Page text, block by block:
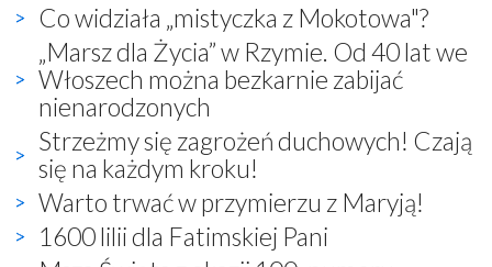
Co widziała „mistyczka z Mokotowa"?
„Marsz dla Życia” w Rzymie. Od 40 lat we
Włoszech można bezkarnie zabijać
nienarodzonych
Strzeżmy się zagrożeń duchowych! Czają
się na każdym kroku!
Warto trwać w przymierzu z Maryją!
1600 lilii dla Fatimskiej Pani